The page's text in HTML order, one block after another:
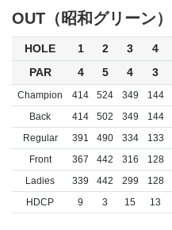
OUT（昭和グリーン）
HOLE 1 2 3 4
PAR
4 5 4 3
Champion 414 524 349 144
Back
414 502 349 144
Regular
391 490 334 133
Front
367 442 316 128
Ladies
339 442 299 128
HDCP
9 3 15 13